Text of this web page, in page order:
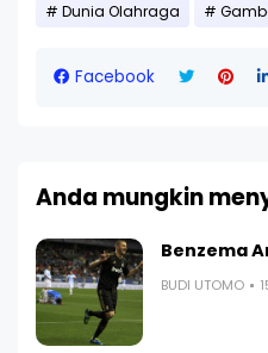
Dunia Olahraga
Facebook
Anda mungkin
Benzema
BUDI UTOMO